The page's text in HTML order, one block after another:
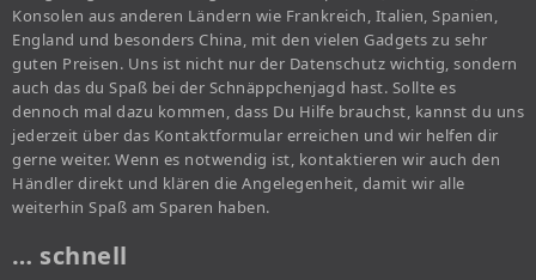
Konsolen aus anderen Ländern wie Frankreich, Italien, Spanien,
England und besonders China, mit den vielen Gadgets zu sehr
guten Preisen. Uns ist nicht nur der Datenschutz wichtig, sondern
auch das du Spaß bei der Schnäppchenjagd hast. Sollte es
dennoch mal dazu kommen, dass Du Hilfe brauchst, kannst du uns
jederzeit über das Kontaktformular erreichen und wir helfen dir
gerne weiter. Wenn es notwendig ist, kontaktieren wir auch den
Händler direkt und klären die Angelegenheit, damit wir alle
weiterhin Spaß am Sparen haben.
… schnell